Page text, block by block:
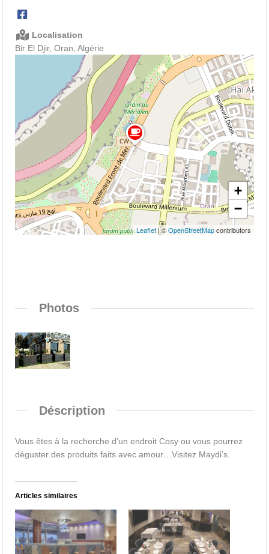
Localisation
Bir El Djir, Oran, Algérie
+
−
Leaflet| ©OpenStreetMapcontributors
Photos
Déscription
Vous êtes à la recherche d’un endroit Cosy ou vous pourrez
déguster des produits faits avec amour…Visitez Maydi’s.
Articles similaires